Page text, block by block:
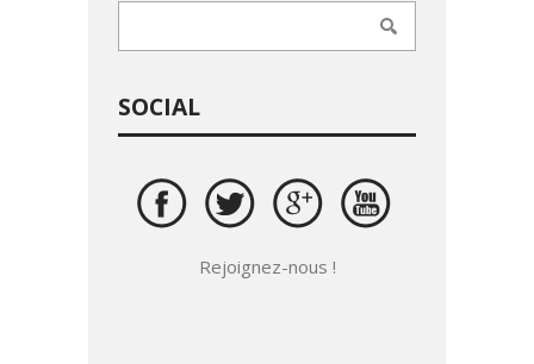
SOCIAL
Rejoignez-nous !